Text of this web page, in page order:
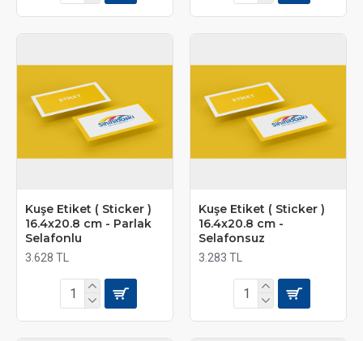
Kuşe Etiket ( Sticker )
16.4x20.8 cm - Parlak
Selafonlu
3.628 TL
Kuşe Etiket ( Sticker )
16.4x20.8 cm -
Selafonsuz
3.283 TL